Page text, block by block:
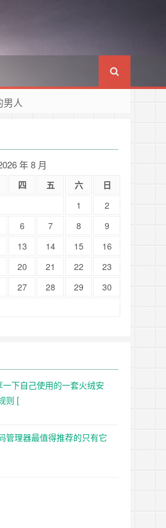
男人
年 8 月
四 五 六
日
1
2
6 7 8
9
13 14 15
16
20 21 22
23
27 28 29
30
下自己使用的一套火绒安
则 [
管理器最值得推荐的只有它